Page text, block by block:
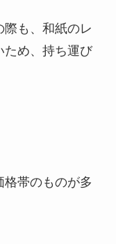
も、和紙のレ
ため、持ち運び
帯のものが多